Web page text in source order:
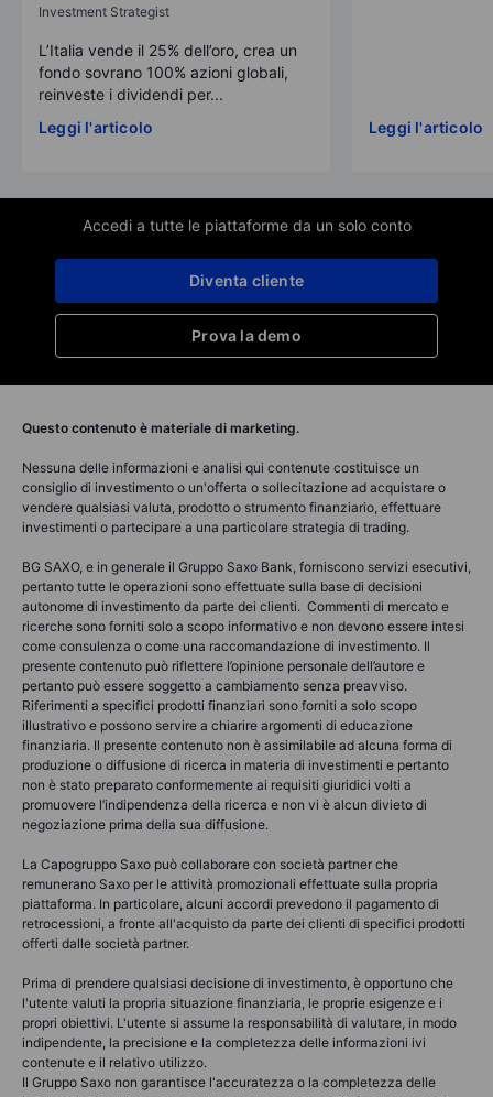
Investment Strategist
L’Italia vende il 25% dell’oro, crea un
fondo sovrano 100% azioni globali,
reinveste i dividendi per...
Leggi l'articolo
Leggi l'articolo
Accedi a tutte le piattaforme da un solo conto
Prova la demo
Diventa cliente
Questo contenuto è materiale di marketing.
Nessuna delle informazioni e analisi qui contenute costituisce un
consiglio di investimento o un'offerta o sollecitazione ad acquistare o
vendere qualsiasi valuta, prodotto o strumento finanziario, effettuare
investimenti o partecipare a una particolare strategia di trading.
BG SAXO, e in generale il Gruppo Saxo Bank, forniscono servizi esecutivi,
pertanto tutte le operazioni sono effettuate sulla base di decisioni
autonome di investimento da parte dei clienti. Commenti di mercato e
ricerche sono forniti solo a scopo informativo e non devono essere intesi
come consulenza o come una raccomandazione di investimento. Il
presente contenuto può riflettere l’opinione personale dell’autore e
pertanto può essere soggetto a cambiamento senza preavviso.
Riferimenti a specifici prodotti finanziari sono forniti a solo scopo
illustrativo e possono servire a chiarire argomenti di educazione
finanziaria. Il presente contenuto non è assimilabile ad alcuna forma di
produzione o diffusione di ricerca in materia di investimenti e pertanto
non è stato preparato conformemente ai requisiti giuridici volti a
promuovere l’indipendenza della ricerca e non vi è alcun divieto di
negoziazione prima della sua diffusione.
La Capogruppo Saxo può collaborare con società partner che
remunerano Saxo per le attività promozionali effettuate sulla propria
piattaforma. In particolare, alcuni accordi prevedono il pagamento di
retrocessioni, a fronte all'acquisto da parte dei clienti di specifici prodotti
offerti dalle società partner.
Prima di prendere qualsiasi decisione di investimento, è opportuno che
l'utente valuti la propria situazione finanziaria, le proprie esigenze e i
propri obiettivi. L'utente si assume la responsabilità di valutare, in modo
indipendente, la precisione e la completezza delle informazioni ivi
contenute e il relativo utilizzo.
Il Gruppo Saxo non garantisce l'accuratezza o la completezza delle